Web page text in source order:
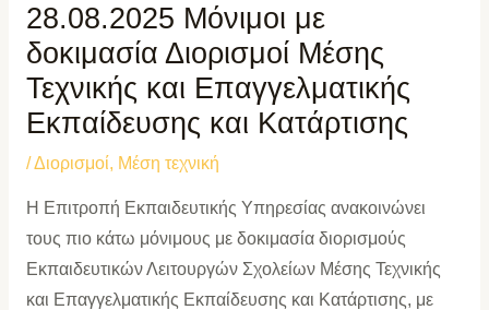
28.08.2025 Μόνιμοι με
δοκιμασία Διορισμοί Μέσης
Τεχνικής και Επαγγελματικής
Εκπαίδευσης και Κατάρτισης
/Διορισμοί, Μέση τεχνική
Η Επιτροπή Εκπαιδευτικής Υπηρεσίας ανακοινώνει
τους πιο κάτω μόνιμους με δοκιμασία διορισμούς
Εκπαιδευτικών Λειτουργών Σχολείων Μέσης Τεχνικής
και Επαγγελματικής Εκπαίδευσης και Κατάρτισης, με